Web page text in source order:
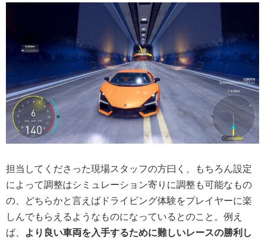
担当してくださった現場スタッフの方曰く、もちろん設定
によって調整はシミュレーション寄りに調整も可能なもの
の、どちらかと言えばドライビング体験をプレイヤーに楽
しんでもらえるようなものになっているとのこと。例え
ば、 より良い車両を入手するために難しいレースの勝利し